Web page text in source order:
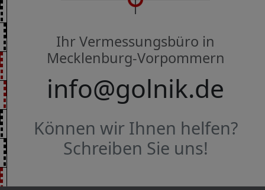
Ihr Vermessungsbüro in
Mecklenburg-Vorpommern
info@golnik.de
Können wir Ihnen helfen?
Schreiben Sie uns!